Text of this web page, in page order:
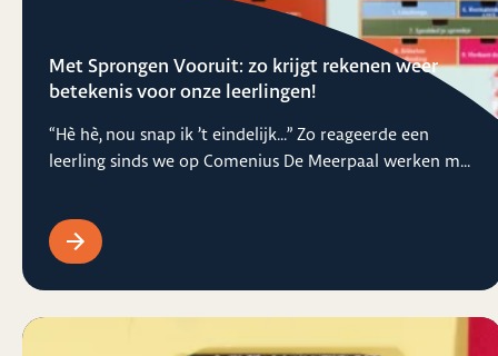
Met Sprongen Vooruit: zo krijgt rekenen weer
betekenis voor onze leerlingen!
“Hè hè, nou snap ik ’t eindelijk...” Zo reageerde een
leerling sinds we op Comenius De Meerpaal werken m...